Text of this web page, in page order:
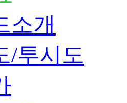
소개
/투시도